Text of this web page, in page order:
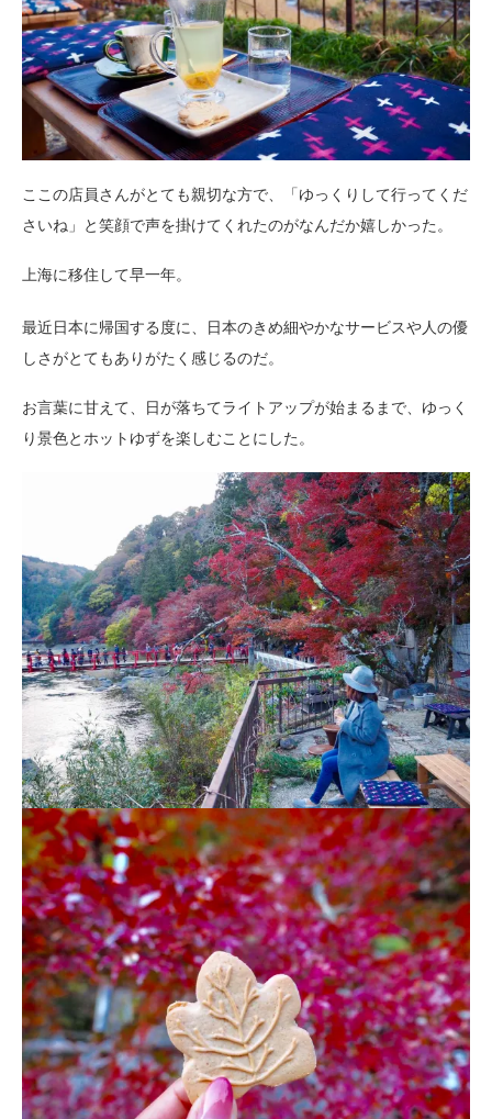
ここの店員さんがとても親切な方で、「ゆっくりして行ってくだ
さいね」と笑顔で声を掛けてくれたのがなんだか嬉しかった。
上海に移住して早一年。
最近日本に帰国する度に、日本のきめ細やかなサービスや人の優
しさがとてもありがたく感じるのだ。
お言葉に甘えて、日が落ちてライトアップが始まるまで、ゆっく
り景色とホットゆずを楽しむことにした。